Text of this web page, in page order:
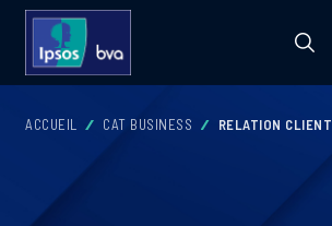
ACCUEIL CAT BUSINESS RELATION CLIENT